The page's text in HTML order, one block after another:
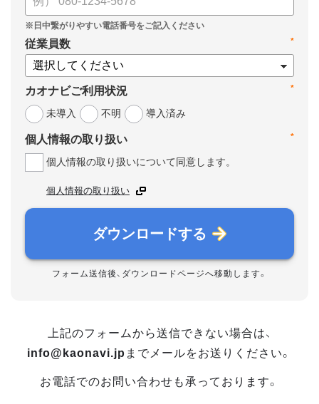
*
従業員数
*
カオナビご利用状況
未導入
不明 導入済み
*
個人情報の取り扱い
個人情報の取り扱いについて同意します。
個人情報の取り扱い
ダウンロードする
フォーム送信後、ダウンロードページへ移動します。
上記のフォームから送信できない場合は、
info@kaonavi.jp までメールをお送りください。
お電話でのお問い合わせも承っております。